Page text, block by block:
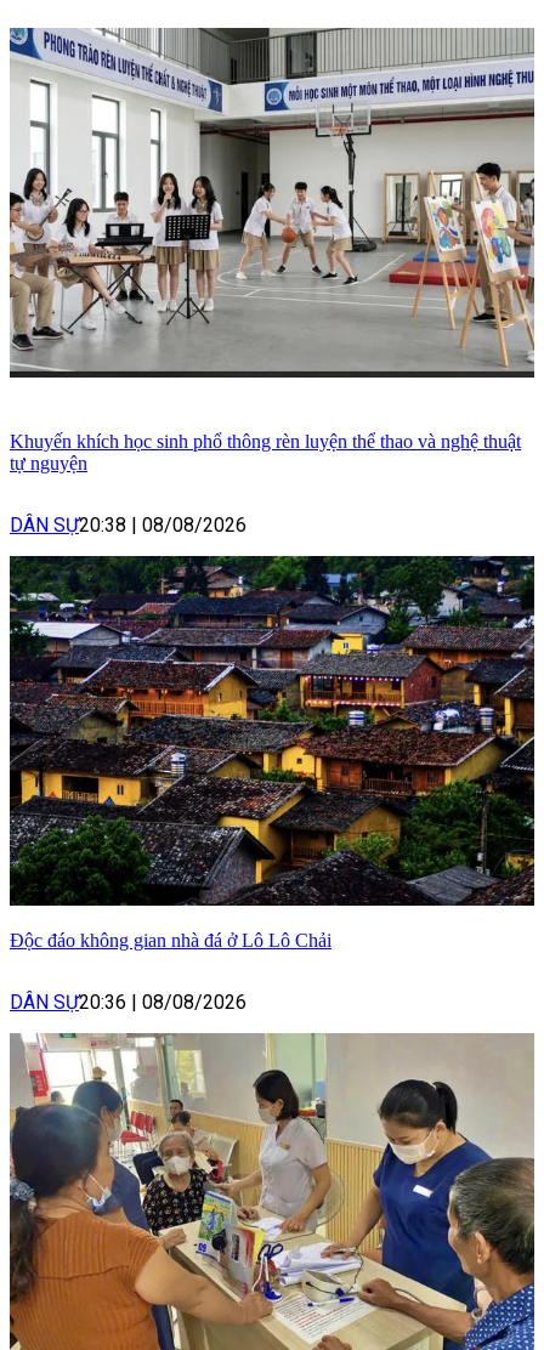
Khuyến khích học sinh phổ thông rèn luyện thể thao và nghệ thuật
tự nguyện
DÂN SỰ20:38 08/08/2026
Độc đáo không gian nhà đá ở Lô Lô Chải
DÂN SỰ20:36 08/08/2026